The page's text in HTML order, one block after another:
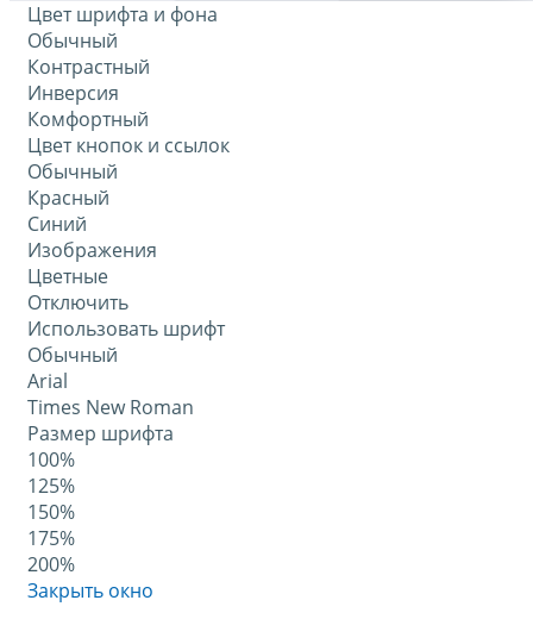
Цвет шрифта и фона
Обычный
Контрастный
Инверсия
Комфортный
Цвет кнопок и ссылок
Обычный
Красный
Синий
Изображения
Цветные
Отключить
Использовать шрифт
Обычный
Arial
Times New Roman
Размер шрифта
100%
125%
150%
175%
200%
Закрыть окно